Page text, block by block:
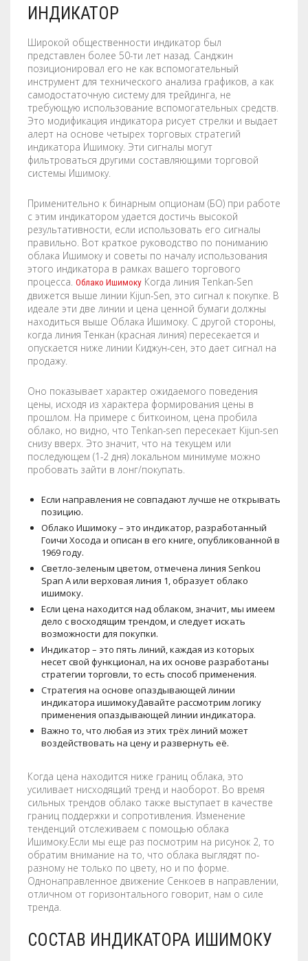
FLOOR GRAPHICS
STENCILS
VINYL LETTERS
ИНДИКАТОР
Широкой общественности индикатор был
представлен более 50-ти лет назад. Санджин
позиционировал его не как вспомогательный
инструмент для технического анализа графиков, а как
самодостаточную систему для трейдинга, не
требующую использование вспомогательных средств.
Это модификация индикатора рисует стрелки и выдает
алерт на основе четырех торговых стратегий
индикатора Ишимоку. Эти сигналы могут
фильтроваться другими составляющими торговой
системы Ишимоку.
Применительно к бинарным опционам (БО) при работе
с этим индикатором удается достичь высокой
результативности, если использовать его сигналы
правильно. Вот краткое руководство по пониманию
облака Ишимоку и советы по началу использования
этого индикатора в рамках вашего торгового
процесса. Облако Ишимоку Когда линия Tenkan-Sen
движется выше линии Kijun-Sen, это сигнал к покупке. В
идеале эти две линии и цена ценной бумаги должны
находиться выше Облака Ишимоку. С другой стороны,
когда линия Тенкан (красная линия) пересекается и
опускается ниже линии Киджун-сен, это дает сигнал на
продажу.
Оно показывает характер ожидаемого поведения
цены, исходя из характера формирования цены в
прошлом. На примере с биткоином, цена пробила
облако, но видно, что Tenkan-sen пересекает Kijun-sen
снизу вверх. Это значит, что на текущем или
последующем (1-2 дня) локальном минимуме можно
пробовать зайти в лонг/покупать.
Если направления не совпадают лучше не открывать
позицию.
Облако Ишимоку – это индикатор, разработанный
Гоичи Хосода и описан в его книге, опубликованной в
1969 году.
Светло-зеленым цветом, отмечена линия Senkou
Span A или верховая линия 1, образует облако
ишимоку.
Если цена находится над облаком, значит, мы имеем
дело с восходящим трендом, и следует искать
возможности для покупки.
Индикатор – это пять линий, каждая из которых
несет свой функционал, на их основе разработаны
стратегии торговли, то есть способ применения.
Стратегия на основе опаздывающей линии
индикатора ишимокуДавайте рассмотрим логику
применения опаздывающей линии индикатора.
Важно то, что любая из этих трёх линий может
воздействовать на цену и развернуть её.
Когда цена находится ниже границ облака, это
усиливает нисходящий тренд и наоборот. Во время
сильных трендов облако также выступает в качестве
границ поддержки и сопротивления. Изменение
тенденций отслеживаем с помощью облака
Ишимоку.Если мы еще раз посмотрим на рисунок 2, то
обратим внимание на то, что облака выглядят по-
разному не только по цвету, но и по форме.
Однонаправленное движение Сенкоев в направлении,
отличном от горизонтального говорит, нам о силе
тренда.
СОСТАВ ИНДИКАТОРА ИШИМОКУ